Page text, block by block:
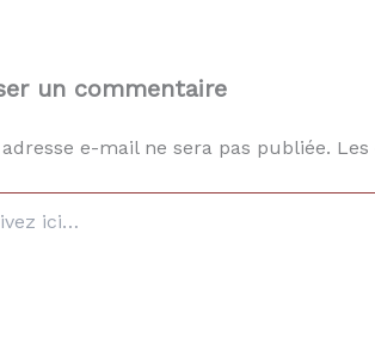
un commentaire
e-mail ne sera pas publiée.